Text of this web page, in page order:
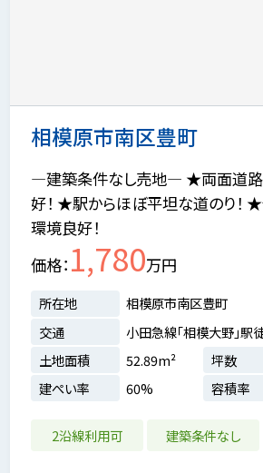
相模原市南区豊町
―建築条件なし売地― ★両面道路
好！ ★駅からほぼ平坦な道のり！
環境良好！
価格 1,780万円
所在地
相模原市南区豊町
交通
小田急線「相模大野」駅
土地面積
52.89m² 坪数
建ぺい率
60% 容積率
2沿線利用可 建築条件なし